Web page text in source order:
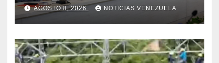
delegación de la Asamblea
Nacional de 2015
AGOSTO 8, 2026 NOTICIAS VENEZUELA